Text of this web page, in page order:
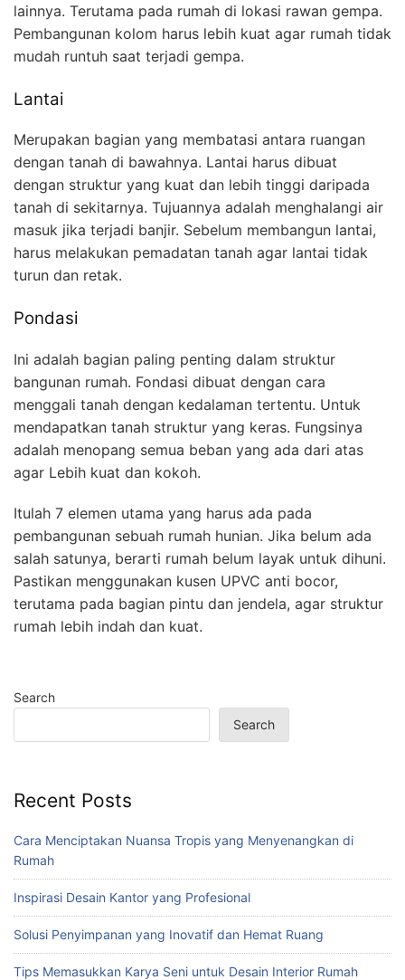
lainnya. Terutama pada rumah di lokasi rawan gempa.
Pembangunan kolom harus lebih kuat agar rumah tidak
mudah runtuh saat terjadi gempa.
Lantai
Merupakan bagian yang membatasi antara ruangan
dengan tanah di bawahnya. Lantai harus dibuat
dengan struktur yang kuat dan lebih tinggi daripada
tanah di sekitarnya. Tujuannya adalah menghalangi air
masuk jika terjadi banjir. Sebelum membangun lantai,
harus melakukan pemadatan tanah agar lantai tidak
turun dan retak.
Pondasi
Ini adalah bagian paling penting dalam struktur
bangunan rumah. Fondasi dibuat dengan cara
menggali tanah dengan kedalaman tertentu. Untuk
mendapatkan tanah struktur yang keras. Fungsinya
adalah menopang semua beban yang ada dari atas
agar Lebih kuat dan kokoh.
Itulah 7 elemen utama yang harus ada pada
pembangunan sebuah rumah hunian. Jika belum ada
salah satunya, berarti rumah belum layak untuk dihuni.
Pastikan menggunakan kusen UPVC anti bocor,
terutama pada bagian pintu dan jendela, agar struktur
rumah lebih indah dan kuat.
Search
Search
Recent Posts
Cara Menciptakan Nuansa Tropis yang Menyenangkan di
Rumah
Inspirasi Desain Kantor yang Profesional
Solusi Penyimpanan yang Inovatif dan Hemat Ruang
Tips Memasukkan Karya Seni untuk Desain Interior Rumah